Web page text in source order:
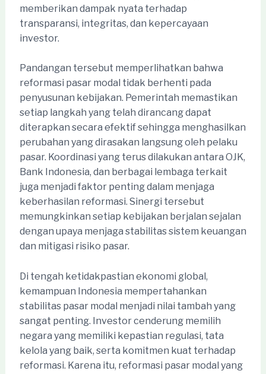
memberikan dampak nyata terhadap
transparansi, integritas, dan kepercayaan
investor.
Pandangan tersebut memperlihatkan bahwa
reformasi pasar modal tidak berhenti pada
penyusunan kebijakan. Pemerintah memastikan
setiap langkah yang telah dirancang dapat
diterapkan secara efektif sehingga menghasilkan
perubahan yang dirasakan langsung oleh pelaku
pasar. Koordinasi yang terus dilakukan antara OJK,
Bank Indonesia, dan berbagai lembaga terkait
juga menjadi faktor penting dalam menjaga
keberhasilan reformasi. Sinergi tersebut
memungkinkan setiap kebijakan berjalan sejalan
dengan upaya menjaga stabilitas sistem keuangan
dan mitigasi risiko pasar.
Di tengah ketidakpastian ekonomi global,
kemampuan Indonesia mempertahankan
stabilitas pasar modal menjadi nilai tambah yang
sangat penting. Investor cenderung memilih
negara yang memiliki kepastian regulasi, tata
kelola yang baik, serta komitmen kuat terhadap
reformasi. Karena itu, reformasi pasar modal yang